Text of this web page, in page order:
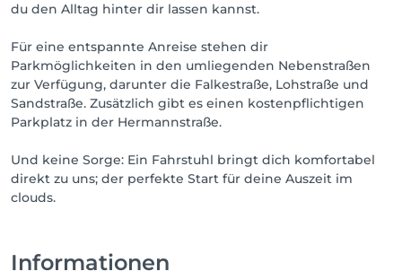
du den Alltag hinter dir lassen kannst.
Für eine entspannte Anreise stehen dir
Parkmöglichkeiten in den umliegenden Nebenstraßen
zur Verfügung, darunter die Falkestraße, Lohstraße und
Sandstraße. Zusätzlich gibt es einen kostenpflichtigen
Parkplatz in der Hermannstraße.
Und keine Sorge: Ein Fahrstuhl bringt dich komfortabel
direkt zu uns; der perfekte Start für deine Auszeit im
clouds.
Informationen